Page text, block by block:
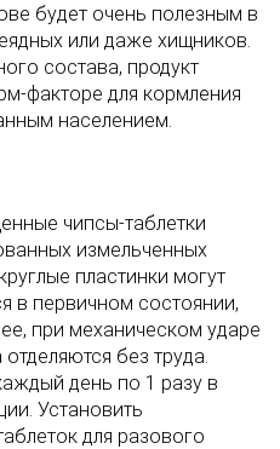
будет очень полезным в
или даже хищников.
состава, продукт
факторе для кормления
населением.
чипсы-таблетки
измельченных
пластинки могут
в первичном состоянии,
при механическом ударе
без труда.
день по 1 разу в
Установить
для разового